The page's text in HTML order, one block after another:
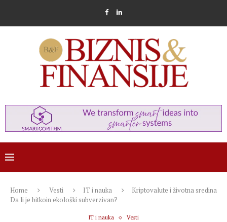
Home Vesti IT i nauka
Kriptovalute i životna sredina
Da li je bitkoin ekološki subverzivan?
IT i nauka Vesti